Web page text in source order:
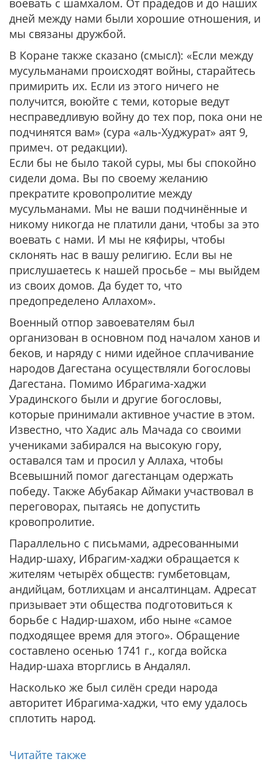
воевать с шамхалом. От прадедов и до наших
дней между нами были хорошие отношения, и
мы связаны дружбой.
В Коране также сказано (смысл): «Если между
мусульманами происходят войны, старайтесь
примирить их. Если из этого ничего не
получится, воюйте с теми, которые ведут
несправедливую войну до тех пор, пока они не
подчинятся вам» (сура «аль-Худжурат» аят 9,
примеч. от редакции).
Если бы не было такой суры, мы бы спокойно
сидели дома. Вы по своему желанию
прекратите кровопролитие между
мусульманами. Мы не ваши подчинённые и
никому никогда не платили дани, чтобы за это
воевать с нами. И мы не кяфиры, чтобы
склонять нас в вашу религию. Если вы не
прислушаетесь к нашей просьбе – мы выйдем
из своих домов. Да будет то, что
предопределено Аллахом».
Военный отпор завоевателям был
организован в основном под началом ханов и
беков, и наряду с ними идейное сплачивание
народов Дагестана осуществляли богословы
Дагестана. Помимо Ибрагима-хаджи
Урадинского были и другие богословы,
которые принимали активное участие в этом.
Известно, что Хадис аль Мачада со своими
учениками забирался на высокую гору,
оставался там и просил у Аллаха, чтобы
Всевышний помог дагестанцам одержать
победу. Также Абубакар Аймаки участвовал в
переговорах, пытаясь не допустить
кровопролитие.
Параллельно с письмами, адресованными
Надир-шаху, Ибрагим-хаджи обращается к
жителям четырёх обществ: гумбетовцам,
андийцам, ботлихцам и ансалтинцам. Адресат
призывает эти общества подготовиться к
борьбе с Надир-шахом, ибо ныне «самое
подходящее время для этого». Обращение
составлено осенью 1741 г., когда войска
Надир-шаха вторглись в Андалял.
Насколько же был силён среди народа
авторитет Ибрагима-хаджи, что ему удалось
сплотить народ.
Читайте также